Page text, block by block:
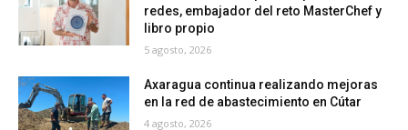
redes, embajador del reto MasterChef y
libro propio
5 agosto, 2026
Axaragua continua realizando mejoras
en la red de abastecimiento en Cútar
4 agosto, 2026